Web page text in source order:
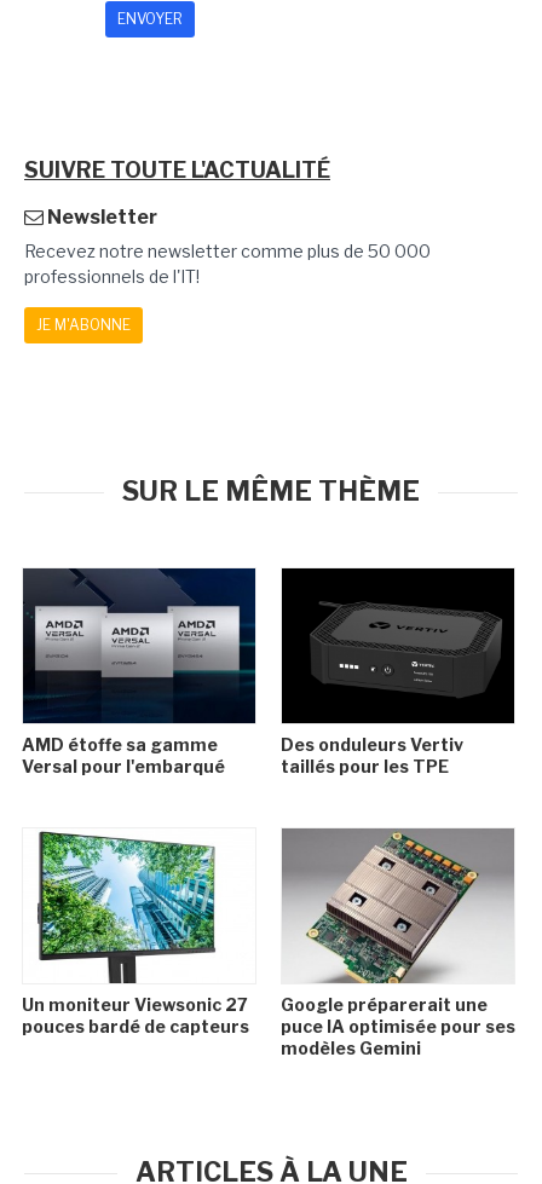
SUIVRE TOUTE L'ACTUALITÉ
Newsletter
Recevez notre newsletter comme plus de 50 000
professionnels de l'IT!
JE M'ABONNE
SUR LE MÊME THÈME
AMD étoffe sa gamme
Versal pour l'embarqué
Des onduleurs Vertiv
taillés pour les TPE
Un moniteur Viewsonic 27
pouces bardé de capteurs
Google préparerait une
puce IA optimisée pour ses
modèles Gemini
ARTICLES À LA UNE